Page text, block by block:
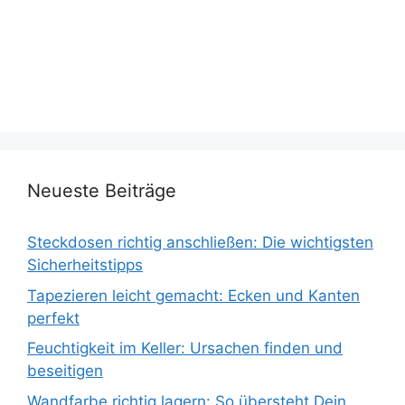
Neueste Beiträge
Steckdosen richtig anschließen: Die wichtigsten
Sicherheitstipps
Tapezieren leicht gemacht: Ecken und Kanten
perfekt
Feuchtigkeit im Keller: Ursachen finden und
beseitigen
Wandfarbe richtig lagern: So übersteht Dein